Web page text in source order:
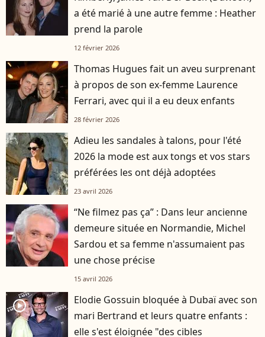
a été marié à une autre femme : Heather
prend la parole
12 février 2026
Thomas Hugues fait un aveu surprenant
à propos de son ex-femme Laurence
Ferrari, avec qui il a eu deux enfants
28 février 2026
Adieu les sandales à talons, pour l'été
2026 la mode est aux tongs et vos stars
préférées les ont déjà adoptées
23 avril 2026
“Ne filmez pas ça” : Dans leur ancienne
demeure située en Normandie, Michel
Sardou et sa femme n'assumaient pas
une chose précise
15 avril 2026
player2
Elodie Gossuin bloquée à Dubaï avec son
mari Bertrand et leurs quatre enfants :
elle s'est éloignée "des cibles